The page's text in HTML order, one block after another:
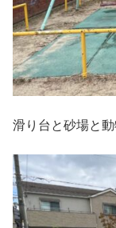
滑り台と砂場と動